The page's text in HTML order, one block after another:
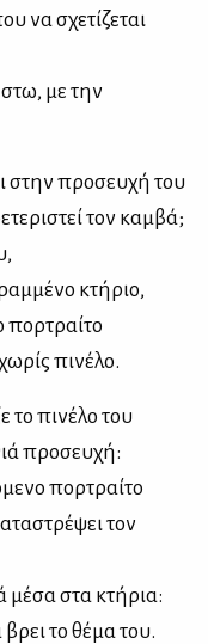
να σχετίζεται
με την
στην προσευχή του
τον καμβά;
κτήριο,
πορτραίτο
πινέλο.
πινέλο του
προσευχή:
πορτραίτο
τον
στα κτήρια:
το θέμα του.